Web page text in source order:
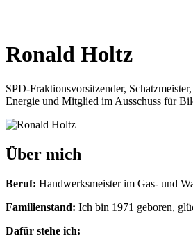
Ronald Holtz
SPD-Frak­ti­ons­vor­sit­zen­der,
Ener­gie und Mit­glied im Aus­schuss für
Über mich
Beruf: Hand­werks­meis­ter im Gas- und
Fami­li­en­stand: Ich bin 1971 gebo­ren,
Dafür ste­he ich: